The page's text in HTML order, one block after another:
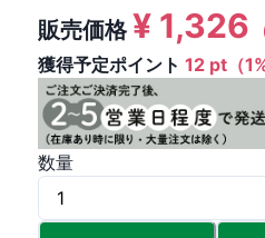
販売価格¥ 1,326
獲得予定ポイント 12 pt（1%
数量